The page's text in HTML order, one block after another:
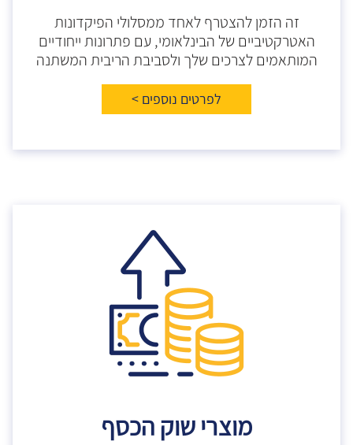
זה הזמן להצטרף לאחד ממסלולי הפיקדונות
האטרקטיביים של הבינלאומי, עם פתרונות ייחודיים
המותאמים לצרכים שלך ולסביבת הריבית המשתנה
לפרטים נוספים >
מוצרי שוק הכסף